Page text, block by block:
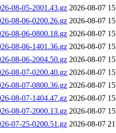
08-05-2001.43.gz 2026-08-07
08-06-0200.26.gz 2026-08-07
08-06-0800.18.gz 2026-08-07
08-06-1401.36.gz 2026-08-07
08-06-2004.50.gz 2026-08-07
08-07-0200.40.gz 2026-08-07
08-07-0800.36.gz 2026-08-07
08-07-1404.47.gz 2026-08-07
08-07-2000.13.gz 2026-08-07
07-25-0200.51.gz 2026-08-07